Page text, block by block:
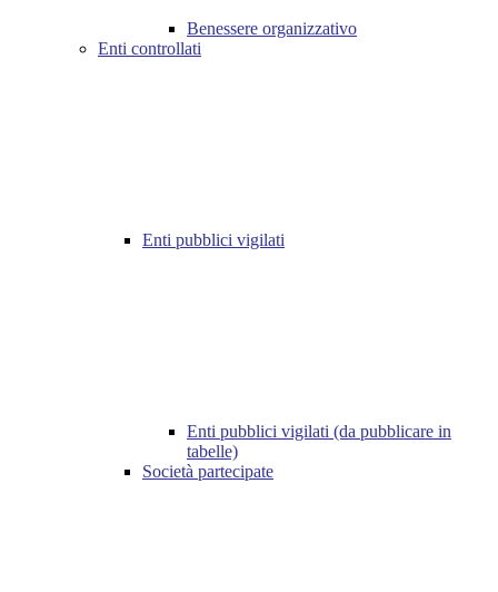
Benessere organizzativo
Enti controllati
Enti pubblici vigilati
Enti pubblici vigilati (da pubblicare in
tabelle)
Società partecipate